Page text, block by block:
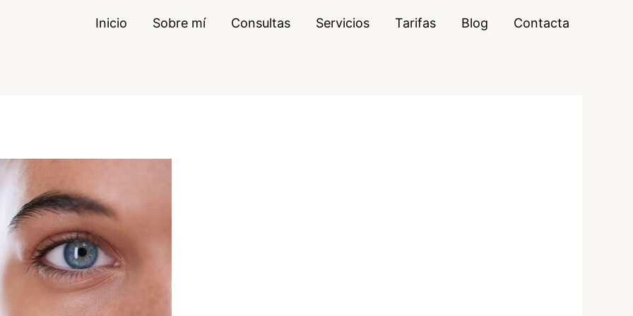
Inicio Sobre mí Consultas Servicios Tarifas Blog Contacta